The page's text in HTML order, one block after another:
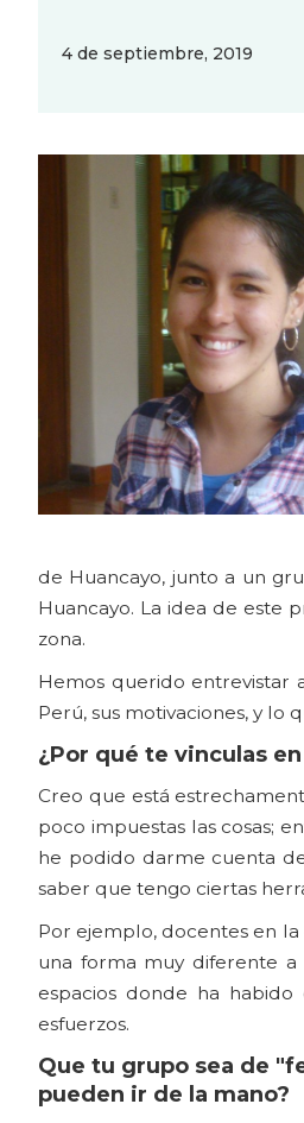
4 de septiembre, 2019
de Huancayo, junto a un
Huancayo. La idea de este
zona.
Hemos querido entrevistar
Perú, sus motivaciones, y lo
¿Por qué te vinculas
Creo que está
poco impuestas las cosas;
he podido darme cuenta
saber que tengo ciertas
Por ejemplo, docentes en
una forma muy diferente
espacios donde ha
esfuerzos.
Que tu grupo sea de
pueden ir de la mano?